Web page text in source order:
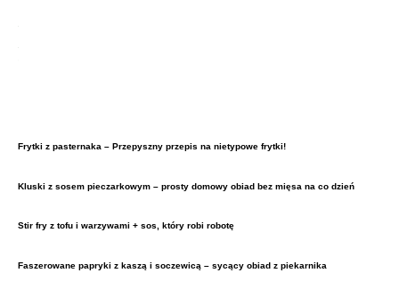
Frytki z pasternaka – Przepyszny przepis na nietypowe frytki!
Kluski z sosem pieczarkowym – prosty domowy obiad bez mięsa na co dzień
Stir fry z tofu i warzywami + sos, który robi robotę
Faszerowane papryki z kaszą i soczewicą – sycący obiad z piekarnika